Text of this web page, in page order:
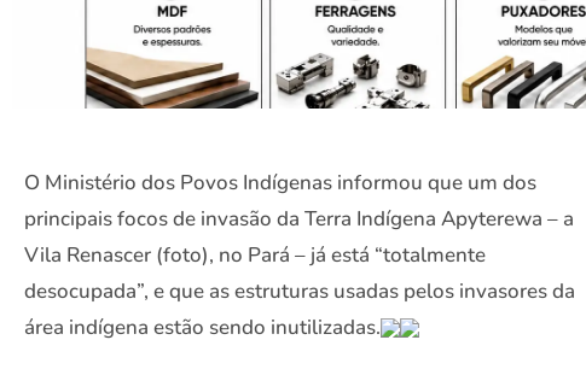
O Ministério dos Povos Indígenas informou que um dos
principais focos de invasão da Terra Indígena Apyterewa – a
Vila Renascer (foto), no Pará – já está “totalmente
desocupada”, e que as estruturas usadas pelos invasores da
área indígena estão sendo inutilizadas.